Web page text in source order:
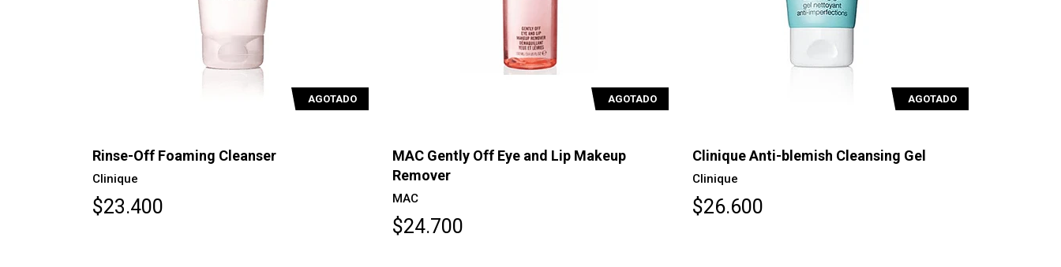
AGOTADO
Rinse-Off Foaming Cleanser
Clinique
$23.400
AGOTADO
MAC Gently Off Eye and Lip Makeup
Remover
MAC
$24.700
AGOTADO
Clinique Anti-blemish Cleansing Gel
Clinique
$26.600